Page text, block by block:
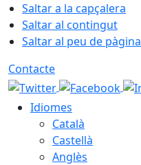
Saltar a la capçalera
Saltar al contingut
Saltar al peu de pàgina
Contacte
Idiomes
Català
Castellà
Anglès